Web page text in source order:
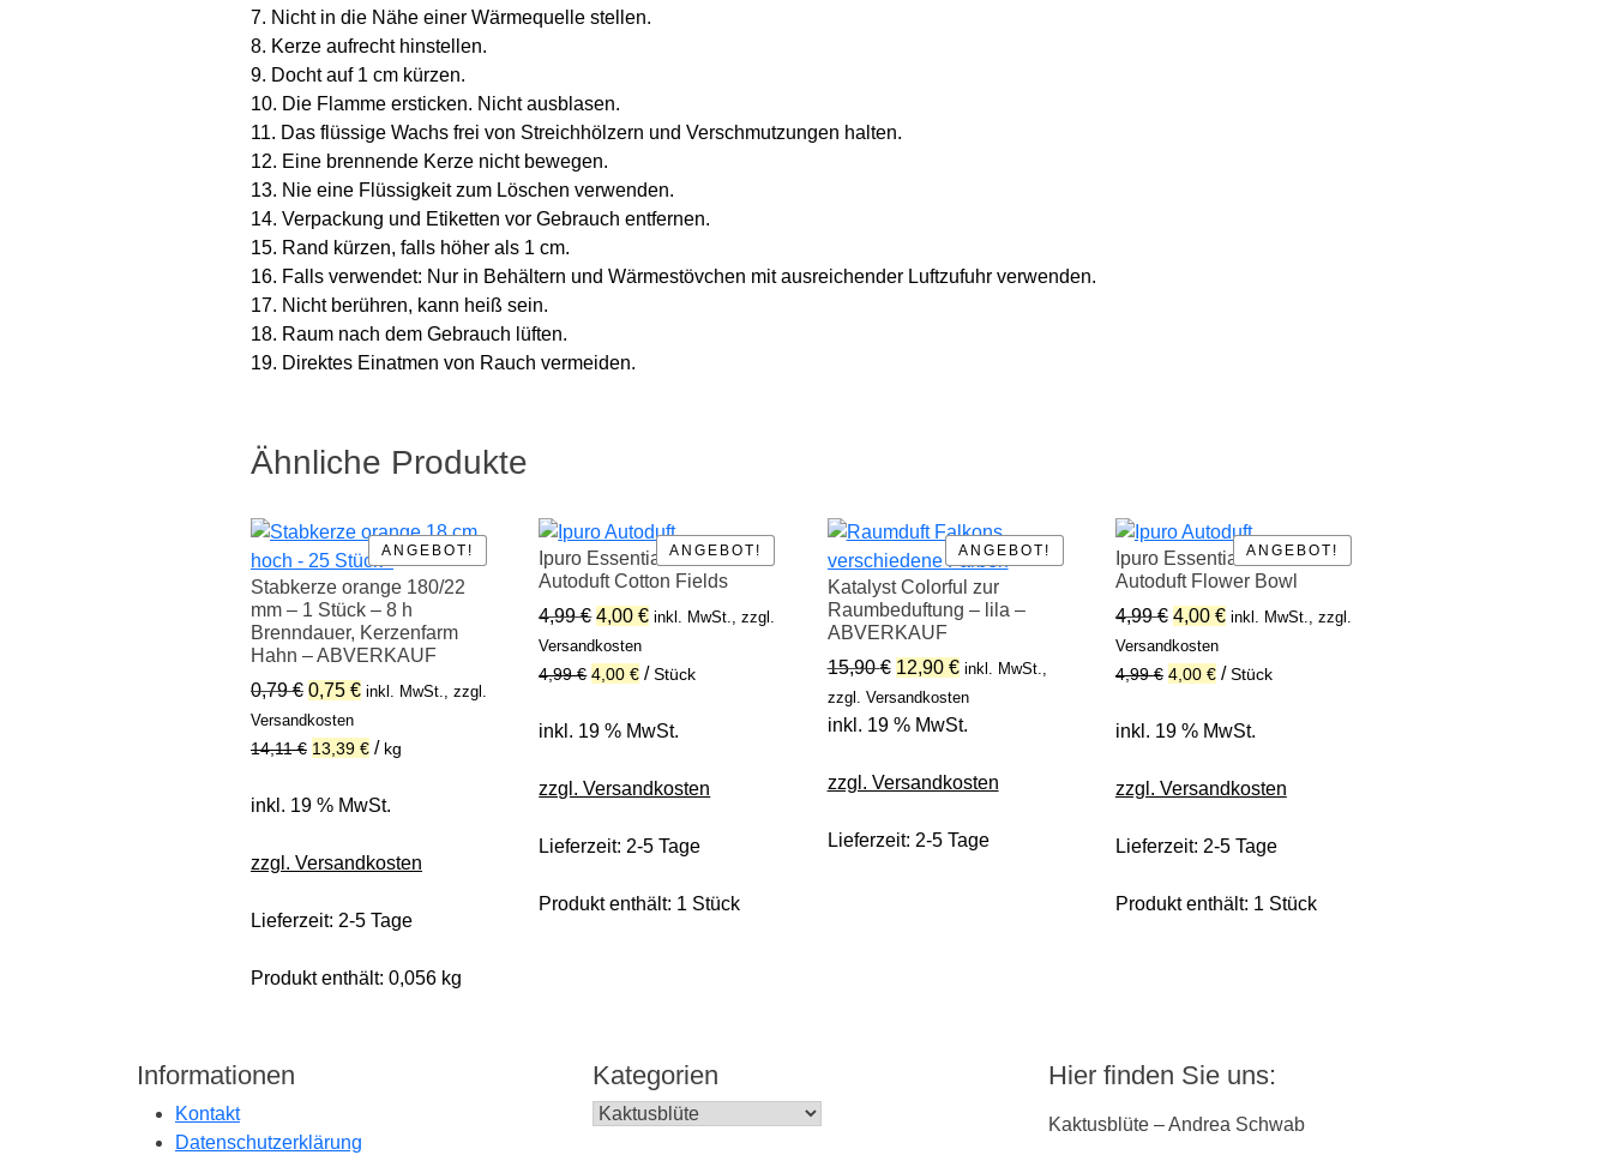
7. Nicht in die Nähe einer Wärmequelle stellen.
8. Kerze aufrecht hinstellen.
9. Docht auf 1 cm kürzen.
10. Die Flamme ersticken. Nicht ausblasen.
11. Das flüssige Wachs frei von Streichhölzern und Verschmutzungen halten.
12. Eine brennende Kerze nicht bewegen.
13. Nie eine Flüssigkeit zum Löschen verwenden.
14. Verpackung und Etiketten vor Gebrauch entfernen.
15. Rand kürzen, falls höher als 1 cm.
16. Falls verwendet: Nur in Behältern und Wärmestövchen mit ausreichender Luftzufuhr verwenden.
17. Nicht berühren, kann heiß sein.
18. Raum nach dem Gebrauch lüften.
19. Direktes Einatmen von Rauch vermeiden.
Ähnliche Produkte
ANGEBOT!
ANGEBOT!
Stabkerze orange 180/22
mm – 1 Stück – 8 h
Brenndauer, Kerzenfarm
Hahn – ABVERKAUF
0,79€ Ursprünglicher
Preis
war:
0,75 €Aktueller
ist:
inkl. MwSt., zzgl.
Versandkosten
14,11€ 13,39 € / kg
inkl. 19 % MwSt.
zzgl. Versandkosten
Lieferzeit: 2-5 Tage
Produkt enthält: 0,056 kg
ANGEBOT!
ANGEBOT!
Ipuro Essentials car line
Autoduft Cotton Fields
4,99€ Ursprünglicher
Preis
war:
4,00€Aktueller
ist:
inkl. MwSt., zzgl.
Versandkosten
4,99€ 4,00€ /Stück
inkl. 19 % MwSt.
zzgl. Versandkosten
Lieferzeit: 2-5 Tage
Produkt enthält: 1 Stück
ANGEBOT!
ANGEBOT!
Katalyst Colorful zur
Raumbeduftung – lila –
ABVERKAUF
15,90€ Ursprünglicher
Preis
war:
12,90 €Aktueller
Preis
ist:
inkl. MwSt.,
zzgl. Versandkosten
inkl. 19 % MwSt.
zzgl. Versandkosten
Lieferzeit: 2-5 Tage
ANGEBOT!
ANGEBOT!
Ipuro Essentials car line
Autoduft Flower Bowl
4,99€ Ursprünglicher
Preis
war:
4,00 €Aktueller
ist:
inkl. MwSt., zzgl.
Versandkosten
4,99€ 4,00 €/Stück
inkl. 19 % MwSt.
zzgl. Versandkosten
Lieferzeit: 2-5 Tage
Produkt enthält: 1 Stück
Informationen
Kontakt
Datenschutzerklärung
Kategorien Hier finden Sie uns:
Kaktusblüte – Andrea Schwab